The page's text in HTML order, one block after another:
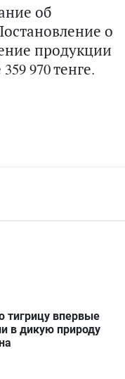
об
о
продукции
970 тенге.
тигрицу впервые
в дикую природу